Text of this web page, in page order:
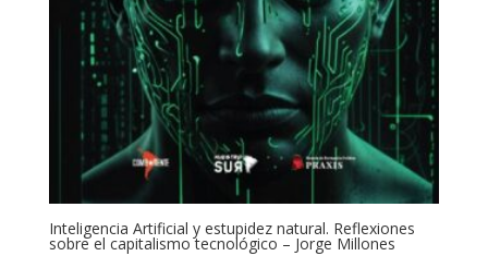
Inteligencia Artificial y estupidez natural. Reflexiones
sobre el capitalismo tecnológico – Jorge Millones